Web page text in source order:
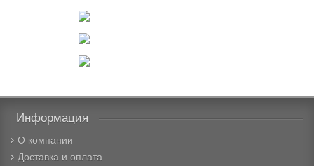
Информация
О компании
Доставка и оплата